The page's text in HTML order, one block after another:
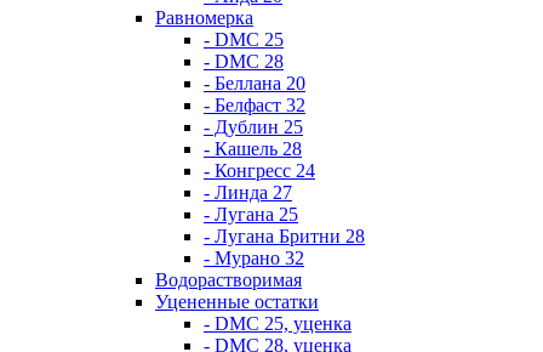
Равномерка
- DMC 25
- DMC 28
- Беллана 20
- Белфаст 32
- Дублин 25
- Кашель 28
- Конгресс 24
- Линда 27
- Лугана 25
- Лугана Бритни 28
- Мурано 32
Водорастворимая
Уцененные остатки
- DMC 25, уценка
- DMC 28, уценка